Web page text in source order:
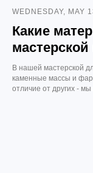
WEDNESDAY, MAY
Какие
В нашей мастерской
каменные массы и
отличие от других -